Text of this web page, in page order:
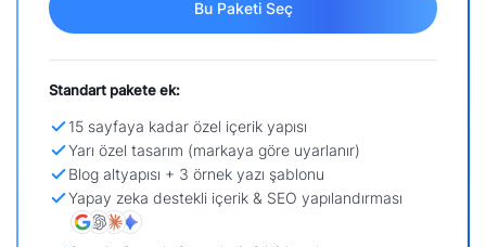
Bu Paketi Seç
Standart pakete ek:
15 sayfaya kadar özel içerik yapısı
Yarı özel tasarım (markaya göre uyarlanır)
Blog altyapısı + 3 örnek yazı şablonu
Yapay zeka destekli içerik & SEO yapılandırması